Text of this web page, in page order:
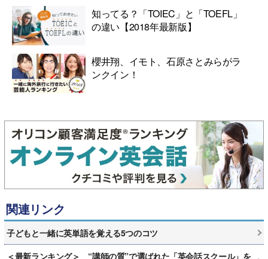
知ってる？「TOIEC」と「TOEFL」
の違い【2018年最新版】
櫻井翔、イモト、石原さとみらがラ
ンクイン！
関連リンク
子どもと一緒に英単語を覚える5つのコツ
＜最新ランキング＞ “講師の質”で選ばれた「英会話スクール」を